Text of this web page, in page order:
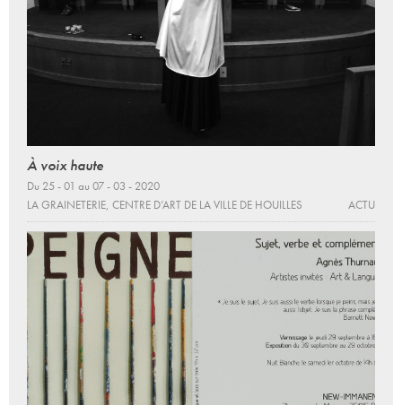
À voix haute
Du 25 - 01 au 07 - 03 - 2020
LA GRAINETERIE, CENTRE D’ART DE LA VILLE DE HOUILLES
ACTU